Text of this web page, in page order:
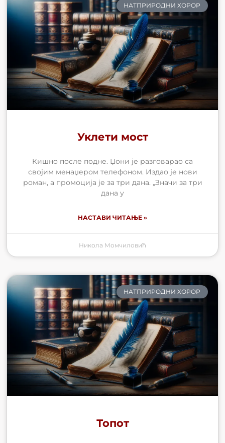
НАТПРИРОДНИ ХОРОР
Уклети мост
Кишно после подне. Џони је разговарао са
својим менаџером телефоном. Издао је нови
роман, а промоција је за три дана. „Значи за три
дана у
НАСТАВИ ЧИТАЊЕ »
Никола Момчиловић
НАТПРИРОДНИ ХОРОР
Топот